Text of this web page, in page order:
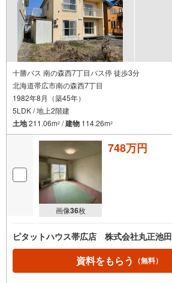
十勝バス 南の森西7丁目バス停 徒歩3分
北海道帯広市南の森西7丁目
1982年8月（築45年）
5LDK / 地上2階建
土地211.06m2 /建物 114.26m2
画像36枚
748万円
ピタットハウス帯広店 株式会社丸正池田
資料をもらう （無料）